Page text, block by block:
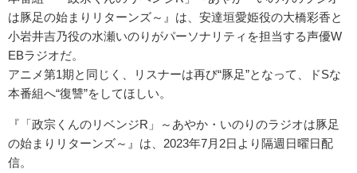
は豚足の始まりリターンズ～』は、安達垣愛姫役の大橋彩香と
小岩井吉乃役の水瀬いのりがパーソナリティを担当する声優W
EBラジオだ。
アニメ第1期と同じく、リスナーは再び“豚足”となって、ドSな
本番組へ“復讐”をしてほしい。
『「政宗くんのリベンジR」～あやか・いのりのラジオは豚足
の始まりリターンズ～』は、2023年7月2日より隔週日曜日配
信。